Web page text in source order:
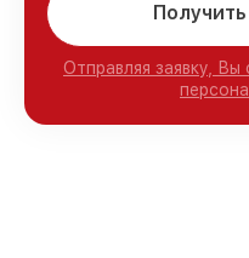
Отправляя заявку,